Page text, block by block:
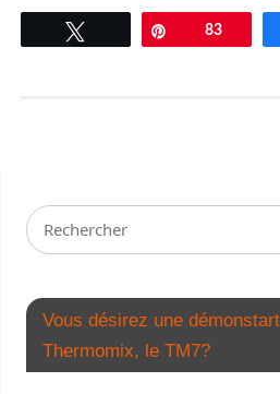
Tweetez Épingle
83
Vous désirez une
Thermomix, le TM7?